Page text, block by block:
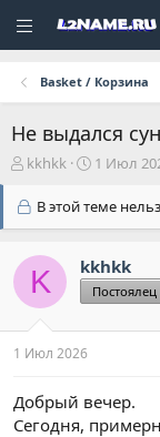
Basket / Корзина
Не выдался
А
т
т
м
kkhkk
Д
т
а
ч
а
1 Июл
В этой теме
K kkhkk
Постоялец
1 Июл 2026
Добрый вечер.
Сегодня,